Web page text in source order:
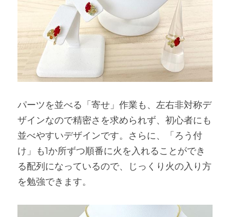
パーツを並べる「寄せ」作業も、左右非対称デ
ザインなので精密さを求められず、初心者にも
並べやすいデザインです。さらに、「ろう付
け」も1か所ずつ順番に火を入れることができ
る配列になっているので、じっくり火の入り方
を勉強できます。